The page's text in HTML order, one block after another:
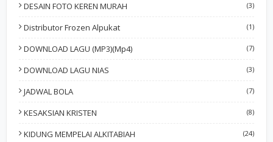
DESAIN FOTO KEREN MURAH (3)
Distributor Frozen Alpukat (1)
DOWNLOAD LAGU (MP3)(Mp4) (7)
DOWNLOAD LAGU NIAS (3)
JADWAL BOLA (7)
KESAKSIAN KRISTEN (8)
KIDUNG MEMPELAI ALKITABIAH (24)